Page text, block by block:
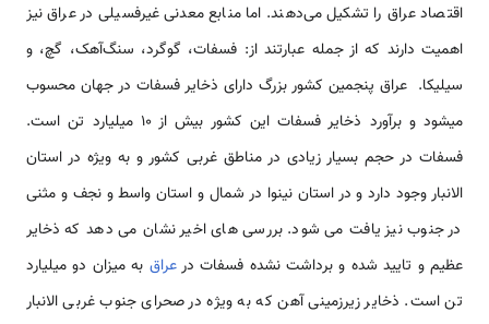
اقتصاد عراق را تشکیل می‌دهند. اما منابع معدنی غیرفسیلی در عراق نیز
اهمیت دارند که از جمله عبارتند از: فسفات، گوگرد، سنگ‌آهک، گچ، و
سیلیکا. عراق پنجمین کشور بزرگ دارای ذخایر فسفات در جهان محسوب
می­شود و برآورد ذخایر فسفات این کشور بیش از ۱۰ میلیارد تن است.
فسفات در حجم بسیار زیادی در مناطق غربی کشور و به ویژه در استان
الانبار وجود دارد و در استان نینوا در شمال و استان واسط و نجف و مثنی
در جنوب نیز یافت می شود. بررسی ‌های اخیر نشان می ‌دهد که ذخایر
عظیم و تایید شده و برداشت نشده فسفات درعراق به میزان دو میلیارد
تن است. ذخایر زیرزمینی آهن که به ویژه در صحرای جنوب غربی الانبار